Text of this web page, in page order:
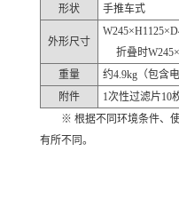
形状
手推车式
外形尺寸
折叠时
重量
约4.9kg（包含电
附件
1次性过滤片10
※ 根据不同环境条件、使
有所不同。